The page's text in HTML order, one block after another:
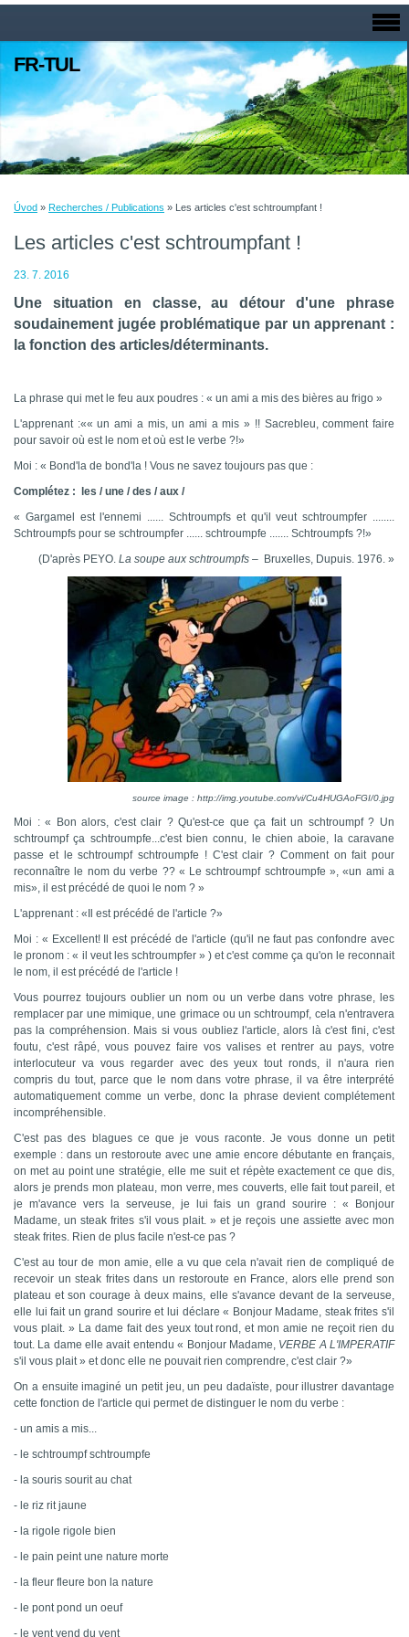
FR-TUL
Úvod » Recherches / Publications » Les articles c'est schtroumpfant !
Les articles c'est schtroumpfant !
23. 7. 2016
Une situation en classe, au détour d'une phrase
soudainement jugée problématique par un apprenant :
la fonction des articles/déterminants.
La phrase qui met le feu aux poudres : « un ami a mis des bières au frigo »
L'apprenant :«« un ami a mis, un ami a mis » !! Sacrebleu, comment faire
pour savoir où est le nom et où est le verbe ?!»
Moi : « Bond'la de bond'la ! Vous ne savez toujours pas que :
Complétez : les / une / des / aux /
« Gargamel est l'ennemi ...... Schtroumpfs et qu'il veut schtroumpfer ........
Schtroumpfs pour se schtroumpfer ...... schtroumpfe ....... Schtroumpfs ?!»
(D'après PEYO. La soupe aux schtroumpfs – Bruxelles, Dupuis. 1976. »
source image : http://img.youtube.com/vi/Cu4HUGAoFGI/0.jpg
Moi : « Bon alors, c'est clair ? Qu'est-ce que ça fait un schtroumpf ? Un
schtroumpf ça schtroumpfe...c'est bien connu, le chien aboie, la caravane
passe et le schtroumpf schtroumpfe ! C'est clair ? Comment on fait pour
reconnaître le nom du verbe ?? « Le schtroumpf schtroumpfe », «un ami a
mis», il est précédé de quoi le nom ? »
L'apprenant : «Il est précédé de l'article ?»
Moi : « Excellent! Il est précédé de l'article (qu'il ne faut pas confondre avec
le pronom : « il veut les schtroumpfer » ) et c'est comme ça qu'on le reconnait
le nom, il est précédé de l'article !
Vous pourrez toujours oublier un nom ou un verbe dans votre phrase, les
remplacer par une mimique, une grimace ou un schtroumpf, cela n'entravera
pas la compréhension. Mais si vous oubliez l'article, alors là c'est fini, c'est
foutu, c'est râpé, vous pouvez faire vos valises et rentrer au pays, votre
interlocuteur va vous regarder avec des yeux tout ronds, il n'aura rien
compris du tout, parce que le nom dans votre phrase, il va être interprété
automatiquement comme un verbe, donc la phrase devient complétement
incompréhensible.
C'est pas des blagues ce que je vous raconte. Je vous donne un petit
exemple : dans un restoroute avec une amie encore débutante en français,
on met au point une stratégie, elle me suit et répète exactement ce que dis,
alors je prends mon plateau, mon verre, mes couverts, elle fait tout pareil, et
je m'avance vers la serveuse, je lui fais un grand sourire : « Bonjour
Madame, un steak frites s'il vous plait. » et je reçois une assiette avec mon
steak frites. Rien de plus facile n'est-ce pas ?
C'est au tour de mon amie, elle a vu que cela n'avait rien de compliqué de
recevoir un steak frites dans un restoroute en France, alors elle prend son
plateau et son courage à deux mains, elle s'avance devant de la serveuse,
elle lui fait un grand sourire et lui déclare « Bonjour Madame, steak frites s'il
vous plait. » La dame fait des yeux tout rond, et mon amie ne reçoit rien du
tout. La dame elle avait entendu « Bonjour Madame, VERBE A L'IMPERATIF
s'il vous plait » et donc elle ne pouvait rien comprendre, c'est clair ?»
On a ensuite imaginé un petit jeu, un peu dadaïste, pour illustrer davantage
cette fonction de l'article qui permet de distinguer le nom du verbe :
- un amis a mis...
- le schtroumpf schtroumpfe
- la souris sourit au chat
- le riz rit jaune
- la rigole rigole bien
- le pain peint une nature morte
- la fleur fleure bon la nature
- le pont pond un oeuf
- le vent vend du vent